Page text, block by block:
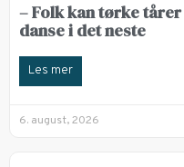
– Folk kan tørke
danse i det neste
Les mer
6. august, 2026